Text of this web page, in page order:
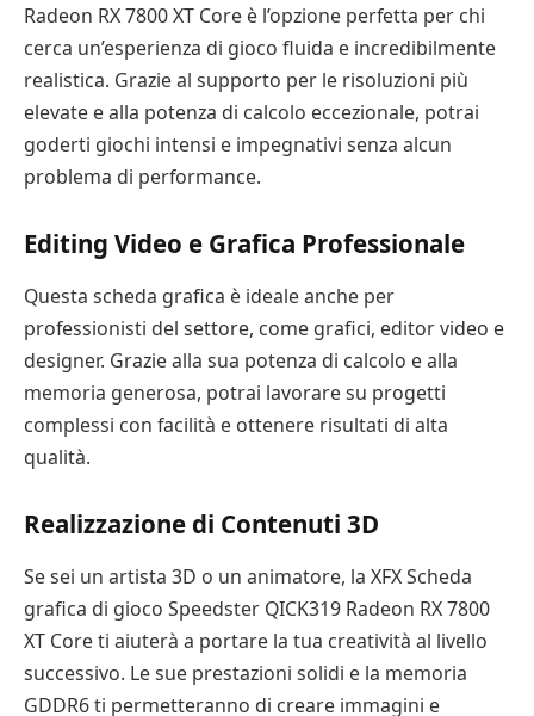
Radeon RX 7800 XT Core è l’opzione perfetta per chi
cerca un’esperienza di gioco fluida e incredibilmente
realistica. Grazie al supporto per le risoluzioni più
elevate e alla potenza di calcolo eccezionale, potrai
goderti giochi intensi e impegnativi senza alcun
problema di performance.
Editing Video e Grafica Professionale
Questa scheda grafica è ideale anche per
professionisti del settore, come grafici, editor video e
designer. Grazie alla sua potenza di calcolo e alla
memoria generosa, potrai lavorare su progetti
complessi con facilità e ottenere risultati di alta
qualità.
Realizzazione di Contenuti 3D
Se sei un artista 3D o un animatore, la XFX Scheda
grafica di gioco Speedster QICK319 Radeon RX 7800
XT Core ti aiuterà a portare la tua creatività al livello
successivo. Le sue prestazioni solidi e la memoria
GDDR6 ti permetteranno di creare immagini e